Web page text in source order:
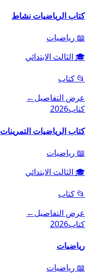
كتاب الرياضيات نشاط
📖 رياضيات
🎓 الثالث الابتدائي
📂 كتاب
عرض التفاصيل←
كتاب2026
كتاب الرياضيات التمرينات
📖 رياضيات
🎓 الثالث الابتدائي
📂 كتاب
عرض التفاصيل←
كتاب2026
رياضيات
📖 رياضيات